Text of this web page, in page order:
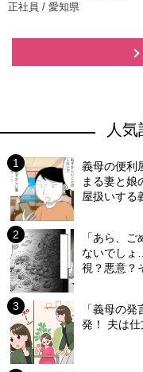
正社員 / 愛知県
人
義母の便利
まる妻と娘
屋扱いする
「あら、
ないでし
視？悪意？
「義母の
発！ 夫は